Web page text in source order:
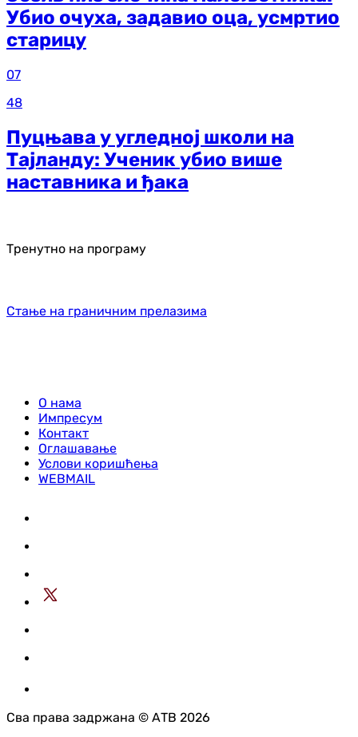
Убио очуха, задавио оца, усмртио
старицу
07
48
Пуцњава у угледној школи на
Тајланду: Ученик убио више
наставника и ђака
Тренутно на програму
Стање на граничним прелазима
О нама
Импресум
Контакт
Оглашавање
Услови коришћења
WEBMAIL
Сва права задржана © АТВ 2026